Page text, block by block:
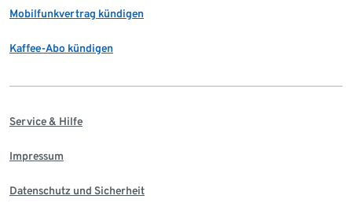
Mobilfunkvertrag kündigen
Kaffee-Abo kündigen
Service & Hilfe
Impressum
Datenschutz und Sicherheit